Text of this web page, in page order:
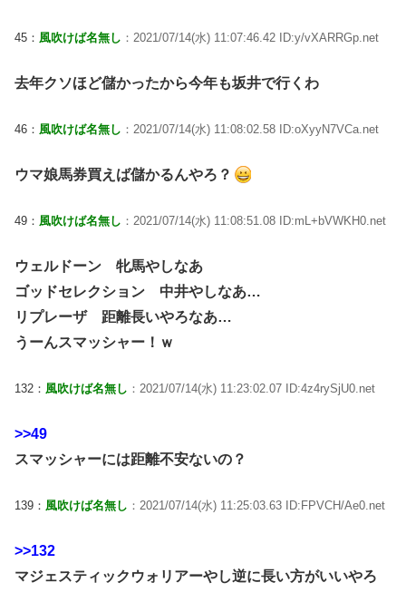
45： 風吹けば名無し ：2021/07/14(水) 11:07:46.42 ID:y/vXARRGp.net
去年クソほど儲かったから今年も坂井で行くわ
46： 風吹けば名無し ：2021/07/14(水) 11:08:02.58 ID:oXyyN7VCa.net
ウマ娘馬券買えば儲かるんやろ？
49： 風吹けば名無し ：2021/07/14(水) 11:08:51.08 ID:mL+bVWKH0.net
ウェルドーン 牝馬やしなあ
ゴッドセレクション 中井やしなあ…
リプレーザ 距離長いやろなあ…
うーんスマッシャー！ｗ
132： 風吹けば名無し ：2021/07/14(水) 11:23:02.07 ID:4z4rySjU0.net
>>49
スマッシャーには距離不安ないの？
139： 風吹けば名無し ：2021/07/14(水) 11:25:03.63 ID:FPVCH/Ae0.net
>>132
マジェスティックウォリアーやし逆に長い方がいいやろ